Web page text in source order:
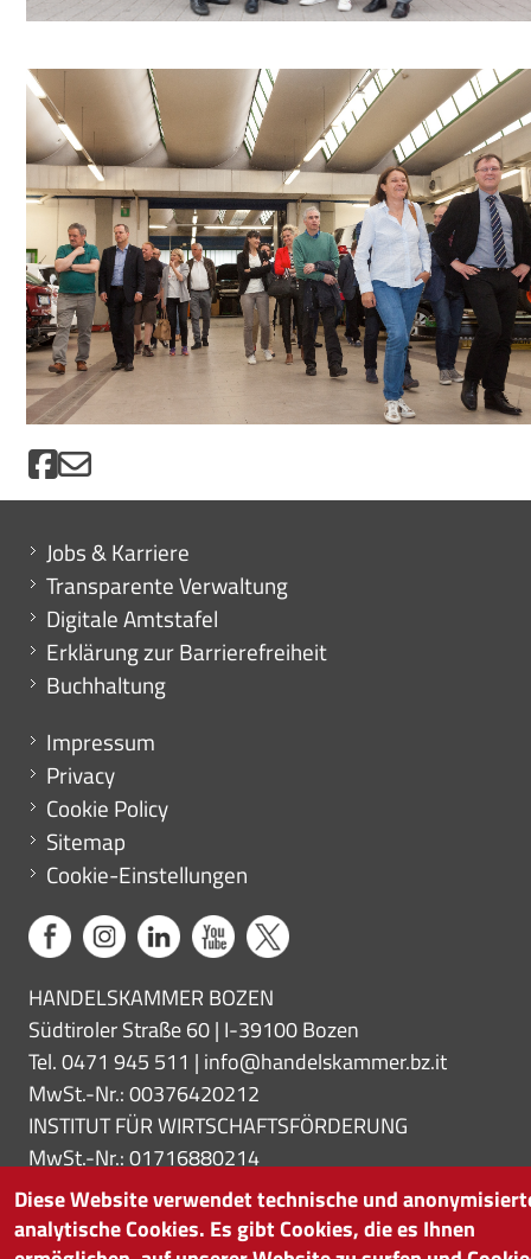
Mini menu di servizio
Jobs & Karriere
Transparente Verwaltung
Digitale Amtstafel
Erklärung zur Barrierefreiheit
Buchhaltung
Menu footer
Impressum
Privacy
Cookie Policy
Sitemap
Cookie-Einstellungen
HANDELSKAMMER BOZEN
Südtiroler Straße 60 | I-39100 Bozen
Tel. 0471 945 511 | info@handelskammer.bz.it
MwSt.-Nr.: 00376420212
INSTITUT FÜR WIRTSCHAFTSFÖRDERUNG
MwSt.-Nr.: 01716880214
Diese Website verwendet technische und
analytische Cookies. Es gibt Cookies, die es Ihnen